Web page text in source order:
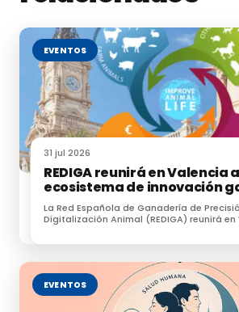
EVENTOS
31 jul 2026
REDIGA reunirá en Valencia
ecosistema de innovación
La Red Española de Ganadería de
Digitalización Animal (REDIGA) reunirá
EVENTOS